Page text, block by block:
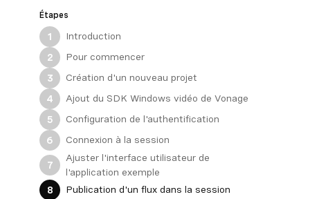
Étapes
1
Introduction
2
Pour commencer
3
Création d'un nouveau projet
4
Ajout du SDK Windows vidéo de Vonage
5
Configuration de l'authentification
6
Connexion à la session
7
Ajuster l'interface utilisateur de
l'application exemple
8
Publication d'un flux dans la session